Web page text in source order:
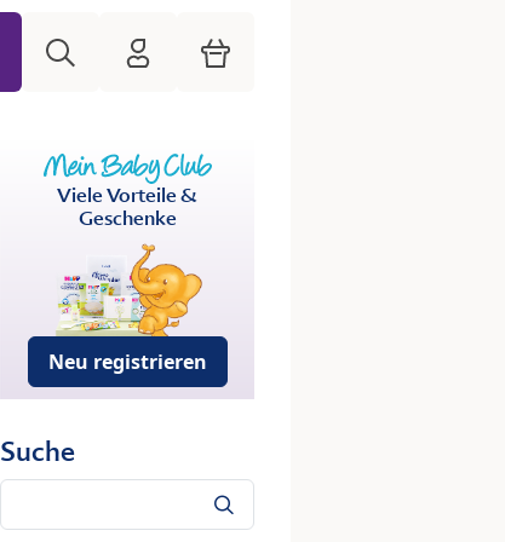
HiPP Mein Babyclub
Warenkorb
Viele Vorteile &
Geschenke
Neu registrieren
Suche